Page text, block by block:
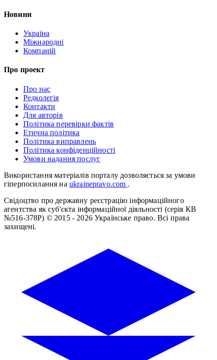
Новини
Україна
Міжнародні
Компаній
Про проект
Про нас
Редколегія
Контакти
Для авторів
Політика перевірки фактів
Етична політика
Політика виправлень
Політика конфіденційності
Умови надання послуг
Використання матеріалів порталу дозволяється за умови
гіперпосилання на ukrainepravo.com .
Свідоцтво про державну реєстрацію інформаційного
агентства як суб'єкта інформаційної діяльності (серія КВ
№516-378Р) © 2015 - 2026 Українське право. Всі права
захищені.